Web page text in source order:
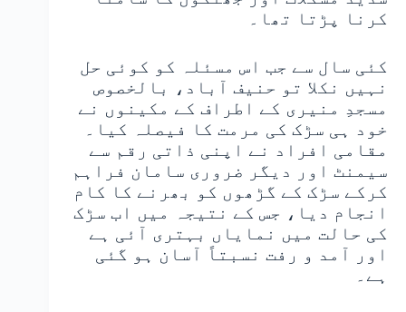
کرنا پڑتا تھا۔
کئی سال سے جب اس مسئلہ کو کوئی حل
نہیں نکلا تو حنیف آباد، بالخصوص
مسجدِ منیری کے اطراف کے مکینوں نے
خود ہی سڑک کی مرمت کا فیصلہ کیا۔
مقامی افراد نے اپنی ذاتی رقم سے
سیمنٹ اور دیگر ضروری سامان فراہم
کرکے سڑک کے گڑھوں کو بھرنے کا کام
انجام دیا، جس کے نتیجہ میں اب سڑک
کی حالت میں نمایاں بہتری آئی ہے
اور آمد و رفت نسبتاً آسان ہو گئی
ہے۔